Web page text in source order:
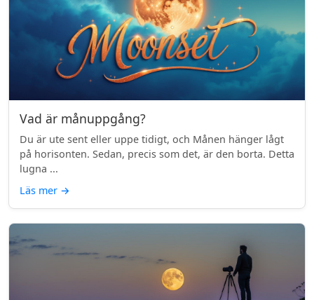
Vad är månuppgång?
Du är ute sent eller uppe tidigt, och Månen hänger lågt
på horisonten. Sedan, precis som det, är den borta. Detta
lugna ...
Läs mer →